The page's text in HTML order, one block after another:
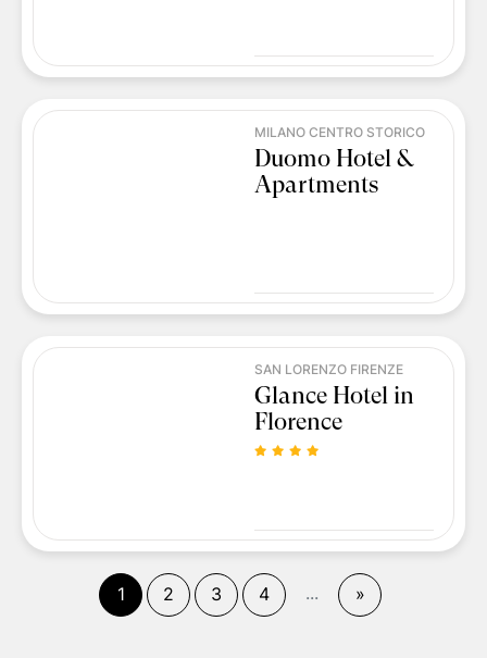
MILANO CENTRO STORICO
Duomo Hotel &
Apartments
SAN LORENZO FIRENZE
Glance Hotel in
Florence
1( corrente)
2 3 4 ... »Fine